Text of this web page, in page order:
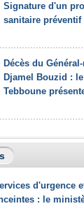
Signature d'un
sanitaire préventif
Décès du
Djamel Bouzid :
Tebboune
d'urgence
: le